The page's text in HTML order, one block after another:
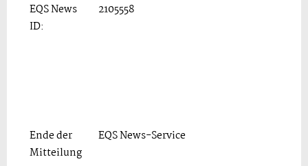
EQS News
ID:
2105558
Ende der
Mitteilung
EQS News-Service